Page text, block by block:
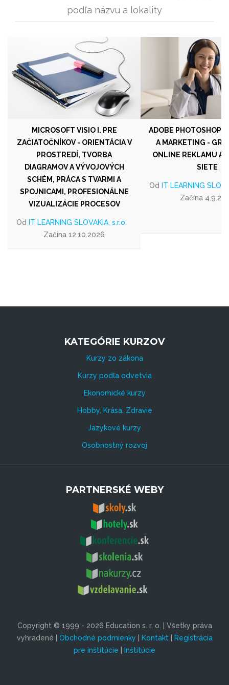
podľa názvu a lokality
MICROSOFT VISIO I. PRE
ZAČIATOČNÍKOV - ORIENTÁCIA V
PROSTREDÍ, TVORBA
DIAGRAMOV A VÝVOJOVÝCH
SCHÉM, PRÁCA S TVARMI A
SPOJNICAMI, PROFESIONÁLNE
VIZUALIZÁCIE PROCESOV
Od IT LEARNING SLOVAKIA, s.r.o.
Začína 12.10.2026
ADOBE PHOTOSHOP
A MARKETING -
ONLINE REKLAMU A
SIETE
Od IT LEARNING
Začína
KATEGÓRIE KURZOV
Kurzy zo zákona
Kurzy podľa odvetvia
Ekonomické kurzy
Hobby, Krása, Zdravie
Jazykové kurzy
Osobnostný rozvoj
PARTNERSKÉ WEBY
Copyright © 1999 - 2026 Education s. r. o. | Všetky práva
vyhradené | Obchodné podmienky | Kontakt| Registrácia
pre inštitúcie | Inštitúcie